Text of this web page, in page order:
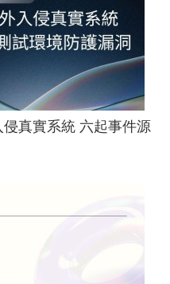
真實系統 六起事件源